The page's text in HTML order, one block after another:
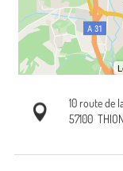
10 route de
57100